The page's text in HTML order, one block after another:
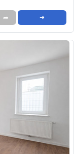
➦ ➜